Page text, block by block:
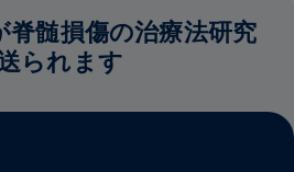
脊髄損傷の治療法研究
られます